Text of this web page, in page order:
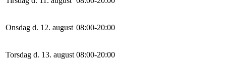
Onsdag d. 12. august 08:00-20:00
Torsdag d. 13. august 08:00-20:00